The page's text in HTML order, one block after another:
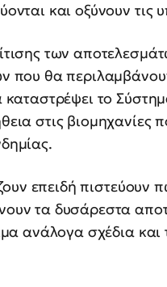
και οξύνουν τις
των
που θα
το
στις βιομηχανίες
επειδή πιστεύουν
τα δυσάρεστα
ανάλογα σχέδια